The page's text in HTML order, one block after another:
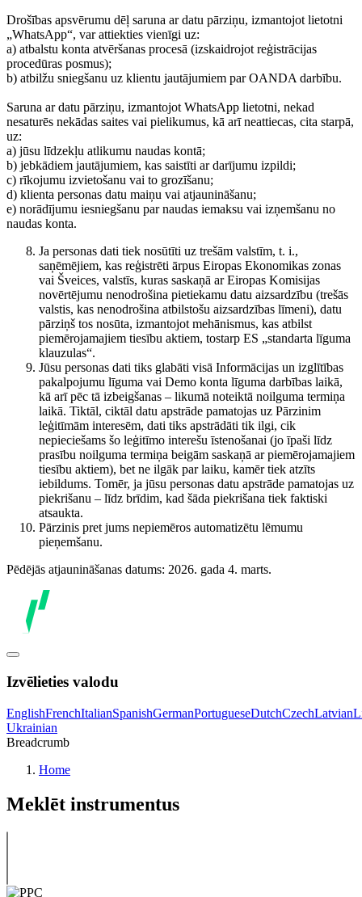
Drošības apsvērumu dēļ saruna ar datu pārziņu, izmantojot lietotni
„WhatsApp“, var attiekties vienīgi uz:
a) atbalstu konta atvēršanas procesā (izskaidrojot reģistrācijas
procedūras posmus);
b) atbilžu sniegšanu uz klientu jautājumiem par OANDA darbību.
Saruna ar datu pārziņu, izmantojot WhatsApp lietotni, nekad
nesaturēs nekādas saites vai pielikumus, kā arī neattiecas, cita starpā,
uz:
a) jūsu līdzekļu atlikumu naudas kontā;
b) jebkādiem jautājumiem, kas saistīti ar darījumu izpildi;
c) rīkojumu izvietošanu vai to grozīšanu;
d) klienta personas datu maiņu vai atjaunināšanu;
e) norādījumu iesniegšanu par naudas iemaksu vai izņemšanu no
naudas konta.
Ja personas dati tiek nosūtīti uz trešām valstīm, t. i.,
saņēmējiem, kas reģistrēti ārpus Eiropas Ekonomikas zonas
vai Šveices, valstīs, kuras saskaņā ar Eiropas Komisijas
novērtējumu nenodrošina pietiekamu datu aizsardzību (trešās
valstis, kas nenodrošina atbilstošu aizsardzības līmeni), datu
pārziņš tos nosūta, izmantojot mehānismus, kas atbilst
piemērojamajiem tiesību aktiem, tostarp ES „standarta līguma
klauzulas“.
Jūsu personas dati tiks glabāti visā Informācijas un izglītības
pakalpojumu līguma vai Demo konta līguma darbības laikā,
kā arī pēc tā izbeigšanas – likumā noteiktā noilguma termiņa
laikā. Tiktāl, ciktāl datu apstrāde pamatojas uz Pārzinim
leģitīmām interesēm, dati tiks apstrādāti tik ilgi, cik
nepieciešams šo leģitīmo interešu īstenošanai (jo īpaši līdz
prasību noilguma termiņa beigām saskaņā ar piemērojamajiem
tiesību aktiem), bet ne ilgāk par laiku, kamēr tiek atzīts
iebildums. Tomēr, ja jūsu personas datu apstrāde pamatojas uz
piekrišanu – līdz brīdim, kad šāda piekrišana tiek faktiski
atsaukta.
Pārzinis pret jums nepiemēros automatizētu lēmumu
pieņemšanu.
Pēdējās atjaunināšanas datums: 2026. gada 4. marts.
Izvēlieties valodu
EnglishFrenchItalianSpanishGermanPortugueseDutchCzechLatvian
Ukrainian
Breadcrumb
Home
Meklēt instrumentus